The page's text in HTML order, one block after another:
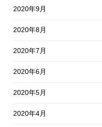
2020年9月
2020年8月
2020年7月
2020年6月
2020年5月
2020年4月